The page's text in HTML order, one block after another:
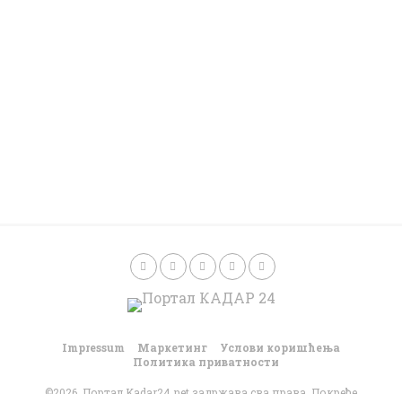
Impressum Маркетинг
Услови коришћења
Политика приватности